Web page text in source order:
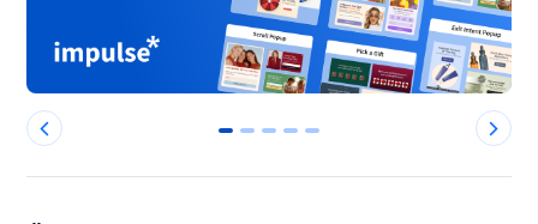
0 1 2 3 4